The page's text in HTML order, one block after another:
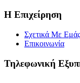
Η Επιχείρηση
Σχετικά Με Εμάς
Επικοινωνία
Τηλεφωνική